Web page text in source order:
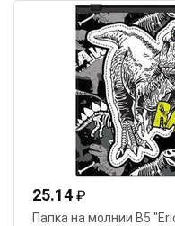
25.14 ₽
Папка на молнии В5